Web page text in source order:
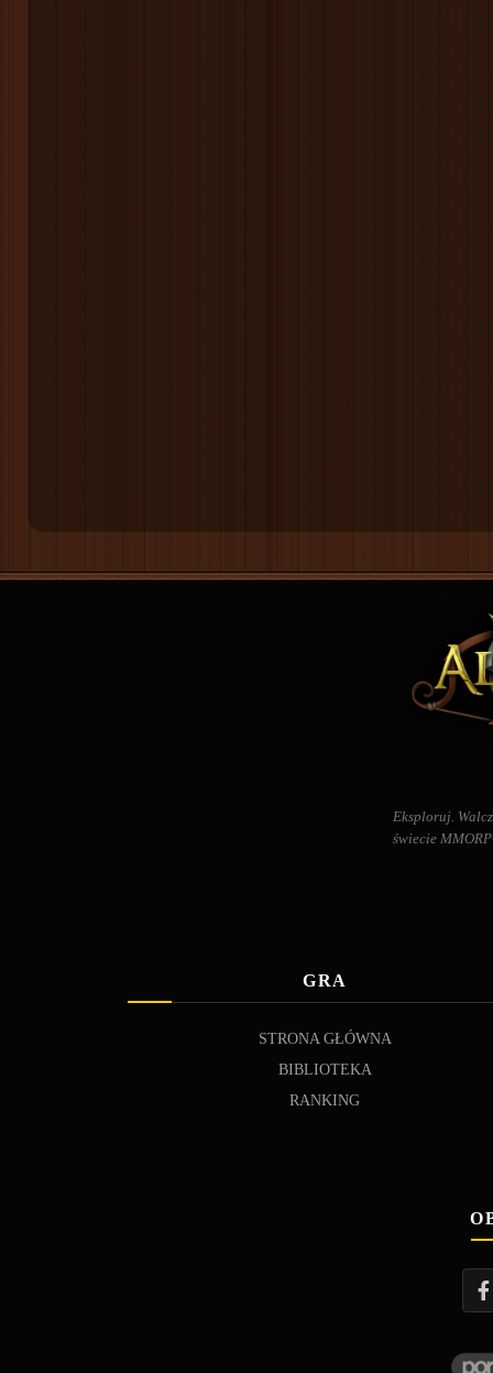
Eksploruj.
świecie
GRA
STRONA GŁÓWNA
BIBLIOTEKA
RANKING